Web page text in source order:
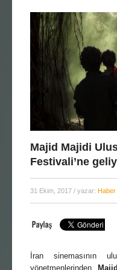
Majid Majidi
Festivali’ne
31 Ekim, 2017 / yazar: Haber
İran sinemasının
yönetmenlerinden